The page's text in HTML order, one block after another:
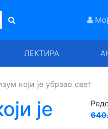
ЛЕКТИРА
који је убрзао свет
је